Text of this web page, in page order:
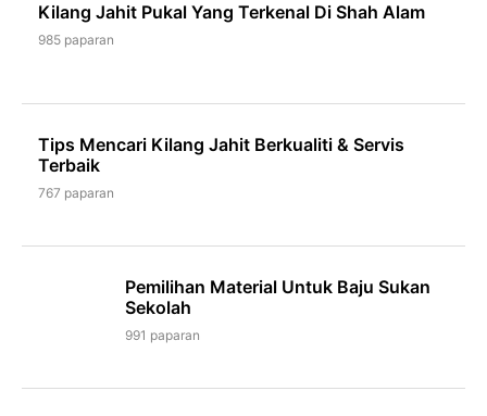
Kilang Jahit Pukal Yang Terkenal Di Shah Alam
985 paparan
Tips Mencari Kilang Jahit Berkualiti & Servis
Terbaik
767 paparan
Pemilihan Material Untuk Baju Sukan
Sekolah
991 paparan